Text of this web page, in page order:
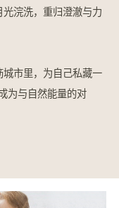
浣洗，重归澄澈与力
市里，为自己私藏一
为与自然能量的对